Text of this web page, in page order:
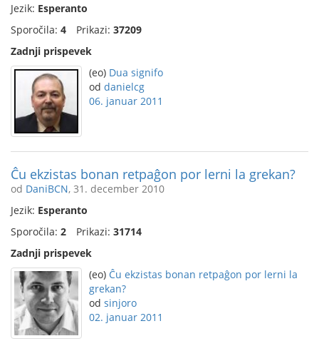
Jezik: Esperanto
Sporočila: 4 Prikazi: 37209
Zadnji prispevek
(eo) Dua signifo
od danielcg
06. januar 2011
Ĉu ekzistas bonan retpaĝon por lerni la grekan?
od DaniBCN, 31. december 2010
Jezik: Esperanto
Sporočila: 2 Prikazi: 31714
Zadnji prispevek
(eo) Ĉu ekzistas bonan retpaĝon por lerni la
grekan?
od sinjoro
02. januar 2011